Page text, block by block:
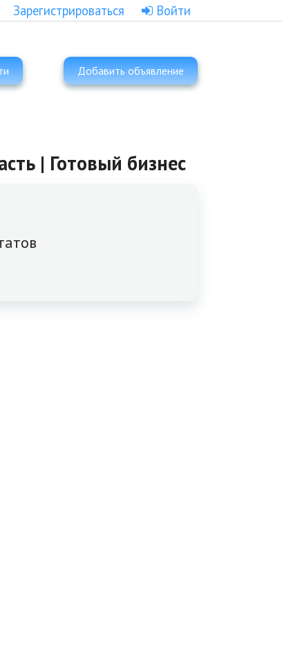
Зарегистрироваться Войти
Добавить объявление
| Готовый бизнес